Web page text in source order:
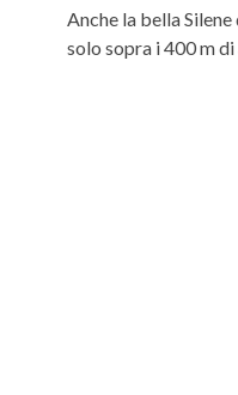
Anche la bella
solo sopra i 400 m